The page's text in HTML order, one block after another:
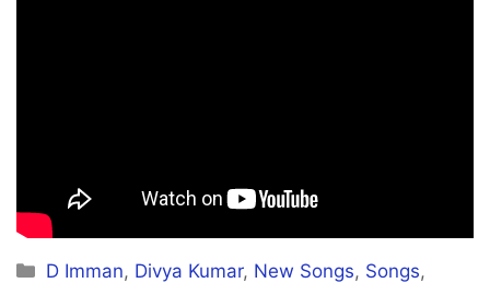
En muzhiyo oomaiyaachu
Munnaalae sellum oonjal
Categories
D Imman, Divya Kumar, New Songs, Songs,